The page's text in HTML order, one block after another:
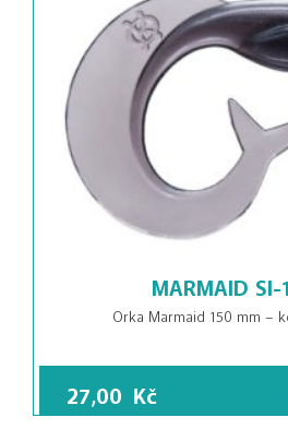
MARMAID SI-
Orka Marmaid 150 mm –
27,00 Kč